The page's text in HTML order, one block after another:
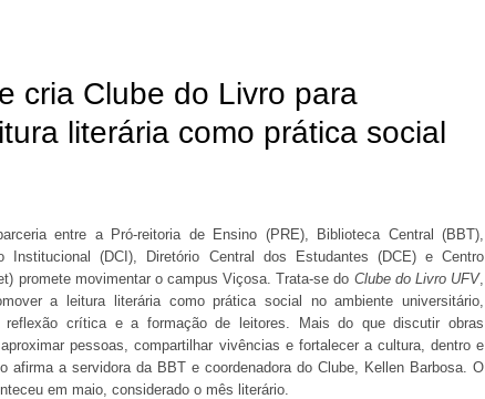
cria Clube do Livro para
literária como prática social
entre a Pró-reitoria de Ensino (PRE), Biblioteca Central (BBT),
Institucional (DCI), Diretório Central dos Estudantes (DCE) e Centro
promete movimentar o campus Viçosa. Trata-se do Clube do Livro UFV,
a leitura literária como prática social no ambiente universitário,
reflexão crítica e a formação de leitores. Mais do que discutir obras
pessoas, compartilhar vivências e fortalecer a cultura, dentro e
afirma a servidora da BBT e coordenadora do Clube, Kellen Barbosa. O
em maio, considerado o mês literário.